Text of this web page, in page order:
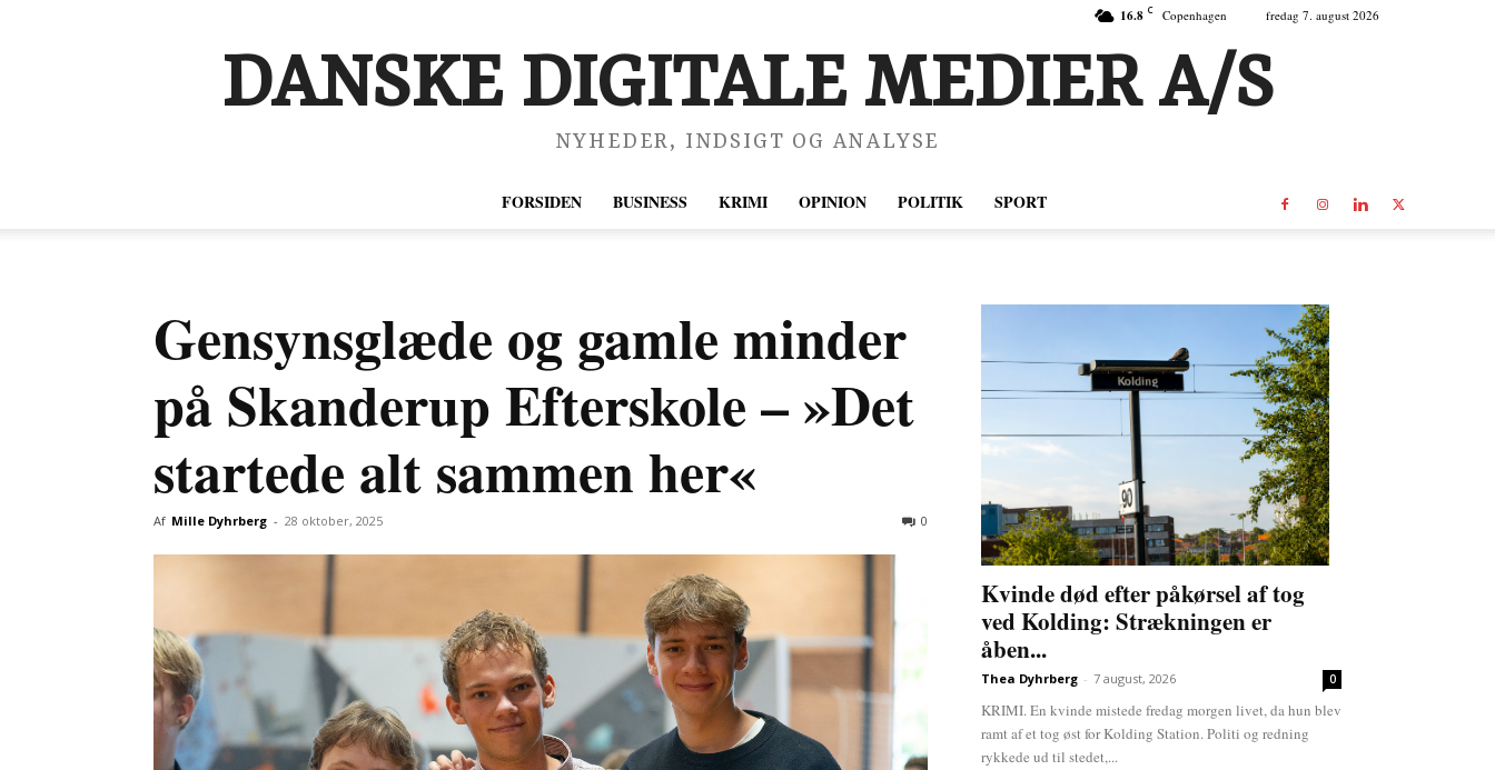
16.8 C Copenhagen fredag 7. august 2026
DANSKE DIGITALE MEDIER A/S
NYHEDER, INDSIGT OG ANALYSE
FORSIDEN BUSINESS KRIMI OPINION POLITIK SPORT
Gensynsglæde og gamle minder
på Skanderup Efterskole – »Det
startede alt sammen her«
Af Mille Dyhrberg - 28 oktober, 2025 0
Kvinde død efter påkørsel af tog
ved Kolding: Strækningen er
åben...
Thea Dyhrberg - 7 august, 2026 0
KRIMI. En kvinde mistede fredag morgen livet, da hun blev
ramt af et tog øst for Kolding Station. Politi og redning
rykkede ud til stedet,...